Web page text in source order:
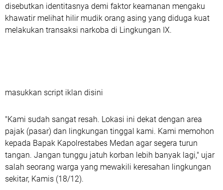
disebutkan identitasnya demi faktor keamanan mengaku
khawatir melihat hilir mudik orang asing yang diduga kuat
melakukan transaksi narkoba di Lingkungan IX.
masukkan script iklan disini
"Kami sudah sangat resah. Lokasi ini dekat dengan area
pajak (pasar) dan lingkungan tinggal kami. Kami memohon
kepada Bapak Kapolrestabes Medan agar segera turun
tangan. Jangan tunggu jatuh korban lebih banyak lagi," ujar
salah seorang warga yang mewakili keresahan lingkungan
sekitar, Kamis (18/12).